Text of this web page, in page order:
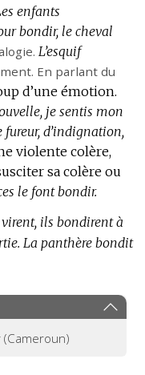
enfants
bondir, le cheval
L’esquif
En parlant du
d’une émotion.
je sentis mon
fureur, d’indignation,
violente colère,
sa colère ou
le font bondir.
ils bondirent à
La panthère bondit
(Cameroun)